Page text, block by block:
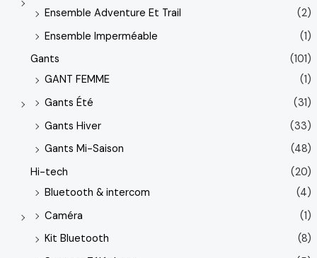
Ensemble Adventure Et Trail
(2)
Ensemble Imperméable
(1)
Gants
(101)
GANT FEMME
(1)
Gants Été
(31)
Gants Hiver
(33)
Gants Mi-Saison
(48)
Hi-tech
(20)
Bluetooth & intercom
(4)
Caméra
(1)
Kit Bluetooth
(8)